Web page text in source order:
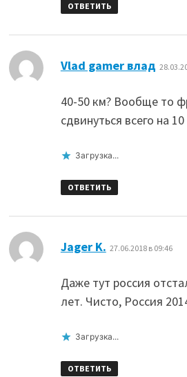
ОТВЕТИТЬ
Vlad gamer влад
40-50 км? Вообще то
сдвинуться всего на
Загрузка...
ОТВЕТИТЬ
Jager K. 27.06.2018 в 09:46
Даже тут россия
лет. Чисто, Россия
Загрузка...
ОТВЕТИТЬ